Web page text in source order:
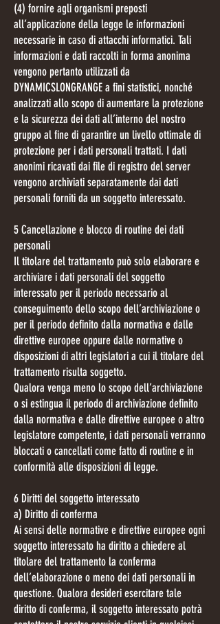
(4) fornire agli organismi preposti
all’applicazione della legge le informazioni
necessarie in caso di attacchi informatici. Tali
informazioni e dati raccolti in forma anonima
vengono pertanto utilizzati da
DYNAMICSLONGRANGE a fini statistici, nonché
analizzati allo scopo di aumentare la protezione
e la sicurezza dei dati all’interno del nostro
gruppo al fine di garantire un livello ottimale di
protezione per i dati personali trattati. I dati
anonimi ricavati dai file di registro del server
vengono archiviati separatamente dai dati
personali forniti da un soggetto interessato.
5 Cancellazione e blocco di routine dei dati
personali
Il titolare del trattamento può solo elaborare e
archiviare i dati personali del soggetto
interessato per il periodo necessario al
conseguimento dello scopo dell’archiviazione o
per il periodo definito dalla normativa e dalle
direttive europee oppure dalle normative o
disposizioni di altri legislatori a cui il titolare del
trattamento risulta soggetto.
Qualora venga meno lo scopo dell’archiviazione
o si estingua il periodo di archiviazione definito
dalla normativa e dalle direttive europee o altro
legislatore competente, i dati personali verranno
bloccati o cancellati come fatto di routine e in
conformità alle disposizioni di legge.
6 Diritti del soggetto interessato
a) Diritto di conferma
Ai sensi delle normative e direttive europee ogni
soggetto interessato ha diritto a chiedere al
titolare del trattamento la conferma
dell’elaborazione o meno dei dati personali in
questione. Qualora desideri esercitare tale
diritto di conferma, il soggetto interessato potrà